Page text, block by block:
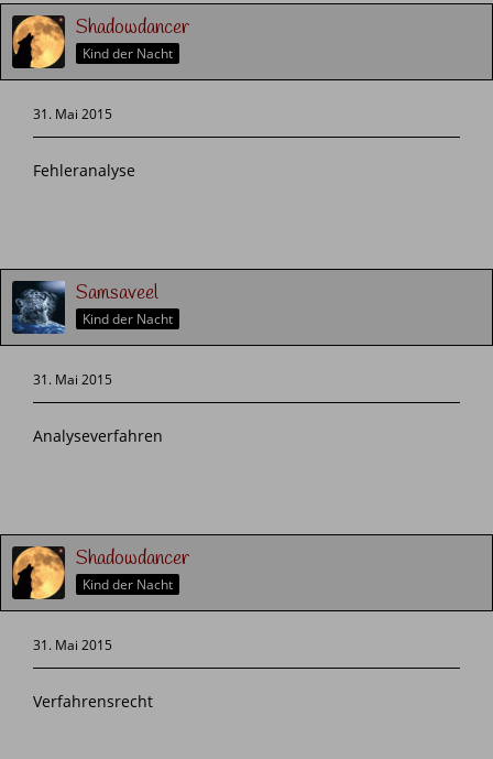
Shadowdancer
Kind der Nacht
31. Mai 2015
Fehleranalyse
Samsaveel
Kind der Nacht
31. Mai 2015
Analyseverfahren
Shadowdancer
Kind der Nacht
31. Mai 2015
Verfahrensrecht